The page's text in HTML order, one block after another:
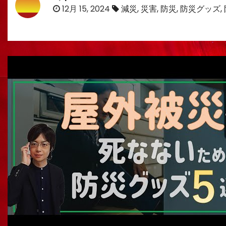
12月 15, 2024 減災, 災害, 防災, 防災グッズ,